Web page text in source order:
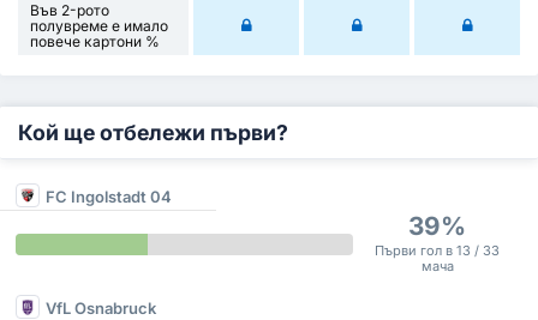
Във 2-рото
полувреме е имало
повече картони %
Кой ще отбележи първи?
FC Ingolstadt 04
39%
Първи гол в 13 / 33
мача
VfL Osnabruck